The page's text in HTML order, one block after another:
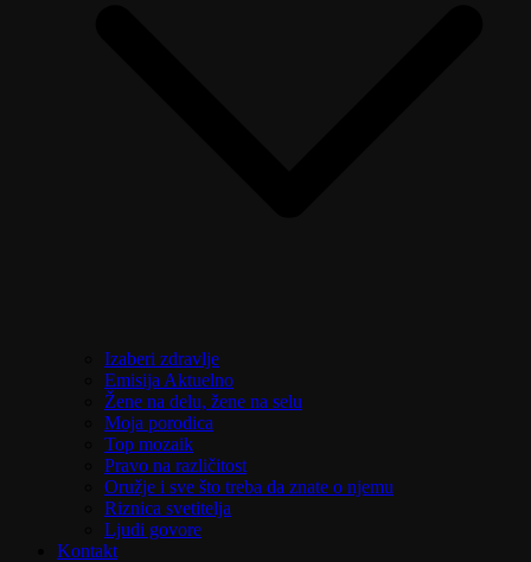
Izaberi zdravlje
Emisija Aktuelno
Žene na delu, žene na selu
Moja porodica
Top mozaik
Pravo na različitost
Oružje i sve što treba da znate o njemu
Riznica svetitelja
Ljudi govore
Kontakt